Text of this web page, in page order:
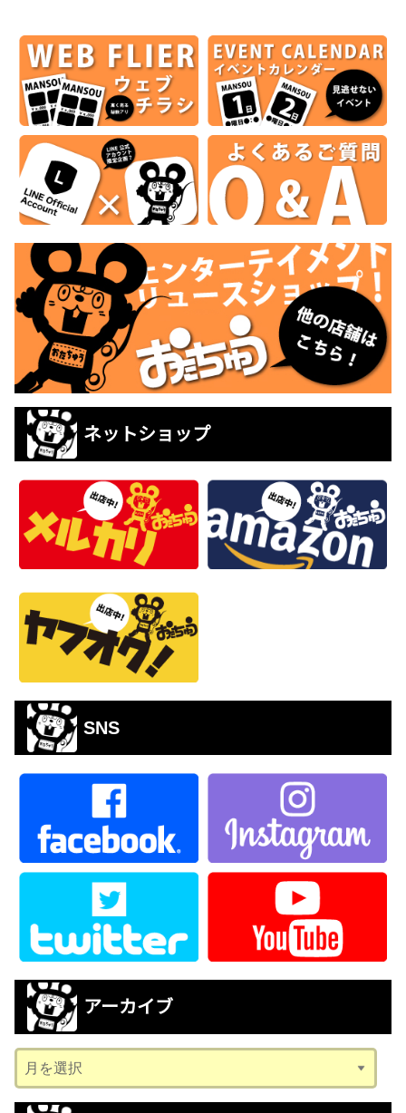
ネットショップ
SNS
アーカイブ
ー